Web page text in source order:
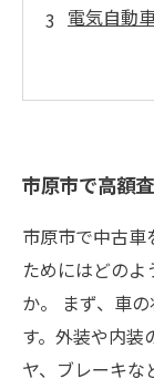
電気自動
市原市で
市原市で高額
市原市で中古車
ためにはどの
か。 まず、車
す。外装や内装
ヤ、ブレーキな